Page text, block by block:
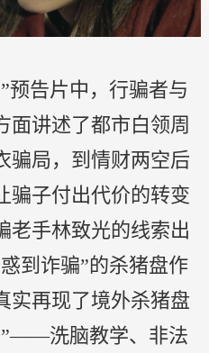
预告片中，行骗者与
面讲述了都市白领周
骗局，到情财两空后
骗子付出代价的转变
老手林致光的线索出
到诈骗”的杀猪盘作
实再现了境外杀猪盘
”——洗脑教学、非法